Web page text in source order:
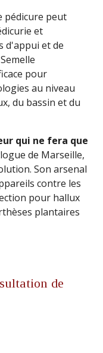
pédicure peut
et
d'appui et de
pour
au niveau
du bassin et du
qui ne fera que
de Marseille,
Son arsenal
contre les
pour hallux
plantaires
de